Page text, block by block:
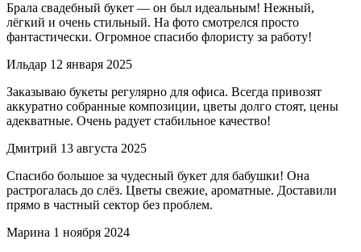
Брала свадебный букет — он был идеальным! Нежный,
лёгкий и очень стильный. На фото смотрелся просто
фантастически. Огромное спасибо флористу за работу!
Ильдар 12 января 2025
Заказываю букеты регулярно для офиса. Всегда привозят
аккуратно собранные композиции, цветы долго стоят, цены
адекватные. Очень радует стабильное качество!
Дмитрий 13 августа 2025
Спасибо большое за чудесный букет для бабушки! Она
растрогалась до слёз. Цветы свежие, ароматные. Доставили
прямо в частный сектор без проблем.
Марина 1 ноября 2024